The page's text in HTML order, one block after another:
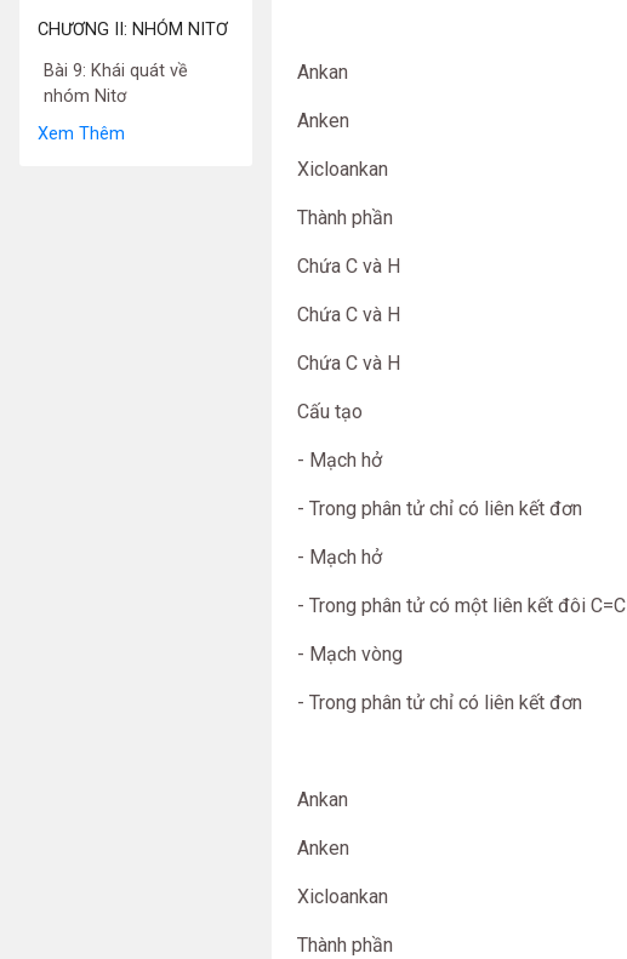
CHƯƠNG II: NHÓM NITƠ
Bài 9: Khái quát về
nhóm Nitơ
Xem Thêm
Ankan
Anken
Xicloankan
Thành phần
Chứa C và H
Chứa C và H
Chứa C và H
Cấu tạo
- Mạch hở
- Trong phân tử chỉ có liên kết đơn
- Mạch hở
- Trong phân tử có một liên kết đôi C=C
- Mạch vòng
- Trong phân tử chỉ có liên kết đơn
Ankan
Anken
Xicloankan
Thành phần